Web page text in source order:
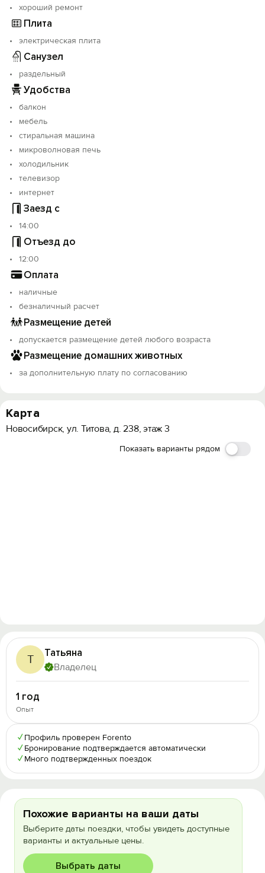
Ипподром - 5 минут.
хороший ремонт
Плита
электрическая плита
Санузел
раздельный
Удобства
балкон
мебель
стиральная машина
микроволновая печь
холодильник
телевизор
интернет
Заезд с
14:00
Отъезд до
12:00
Оплата
наличные
безналичный расчет
Размещение детей
допускается размещение детей любого возраста
Размещение домашних животных
за дополнительную плату по согласованию
Карта
Новосибирск, ул. Титова, д. 238, этаж 3
Показать варианты рядом
Т Татьяна
Владелец
1 год
Опыт
✓ Профиль проверен Forento
✓ Бронирование подтверждается автоматически
✓ Много подтвержденных поездок
Похожие варианты на ваши даты
Выберите даты поездки, чтобы увидеть доступные
варианты и актуальные цены.
Выбрать даты